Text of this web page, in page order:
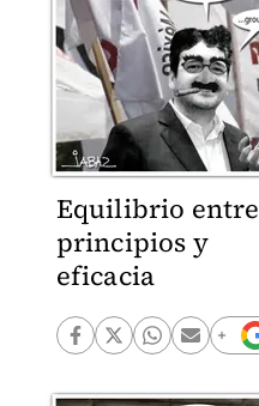
Equilibrio entre
principios y
eficacia